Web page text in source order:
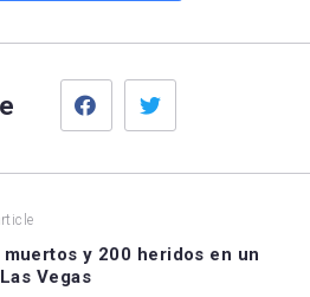
Facebook
muertos y 200 heridos en un
Vegas